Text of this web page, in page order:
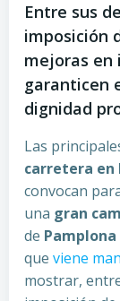
Entre sus
imposición
mejoras en
garanticen
dignidad
Las
carretera en
convocan
una gran
de Pamplona
que viene
mostrar,